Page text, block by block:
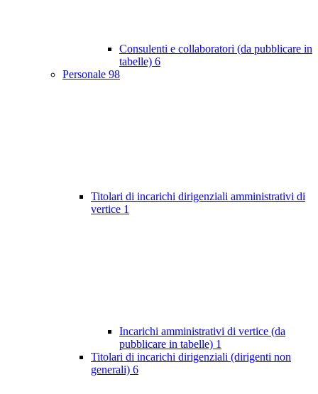
Consulenti e collaboratori (da pubblicare in
tabelle) 6
Personale 98
Titolari di incarichi dirigenziali amministrativi di
vertice 1
Incarichi amministrativi di vertice (da
pubblicare in tabelle) 1
Titolari di incarichi dirigenziali (dirigenti non
generali) 6